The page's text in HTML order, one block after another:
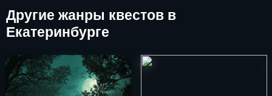
Другие жанры квестов в
Екатеринбурге